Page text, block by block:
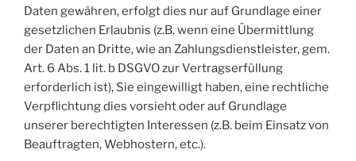
Daten gewähren, erfolgt dies nur auf Grundlage einer
gesetzlichen Erlaubnis (z.B. wenn eine Übermittlung
der Daten an Dritte, wie an Zahlungsdienstleister, gem.
Art. 6 Abs. 1 lit. b DSGVO zur Vertragserfüllung
erforderlich ist), Sie eingewilligt haben, eine rechtliche
Verpflichtung dies vorsieht oder auf Grundlage
unserer berechtigten Interessen (z.B. beim Einsatz von
Beauftragten, Webhostern, etc.).